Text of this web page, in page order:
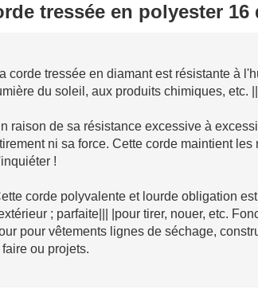
tressée en polyester 16
corde tressée en diamant est résistante à
du soleil, aux produits chimiques, etc.
raison de sa résistance excessive à
ni sa force. Cette corde maintient
!
corde polyvalente et lourde obligation
; parfaite||| |pour tirer, nouer, etc.
pour vêtements lignes de séchage,
faire ou projets.